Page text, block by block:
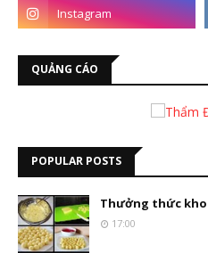
QUẢNG CÁO
POPULAR POSTS
Thưởng thức
17:00